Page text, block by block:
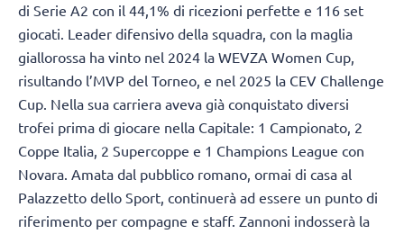
di Serie A2 con il 44,1% di ricezioni perfette e 116 set
giocati. Leader difensivo della squadra, con la maglia
giallorossa ha vinto nel 2024 la WEVZA Women Cup,
risultando l’MVP del Torneo, e nel 2025 la CEV Challenge
Cup. Nella sua carriera aveva già conquistato diversi
trofei prima di giocare nella Capitale: 1 Campionato, 2
Coppe Italia, 2 Supercoppe e 1 Champions League con
Novara. Amata dal pubblico romano, ormai di casa al
Palazzetto dello Sport, continuerà ad essere un punto di
riferimento per compagne e staff. Zannoni indosserà la